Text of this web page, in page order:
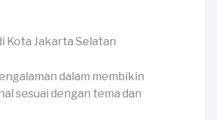
dalam membikin
sesuai dengan tema dan